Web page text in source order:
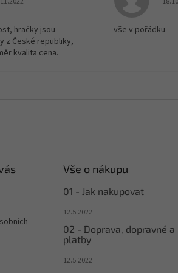
hračky jsou
z České republiky,
kvalita cena.
vše v pořádku
Vše o nákupu
01 - Jak nakupovat
12.5.2022
02 - Doprava, dopravné a
platby
12.5.2022